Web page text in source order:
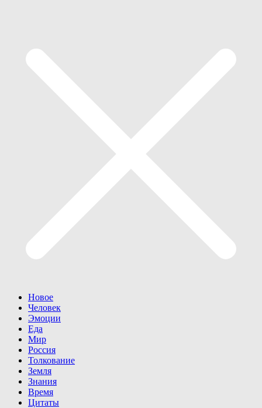
Новое
Человек
Эмоции
Еда
Мир
Россия
Толкование
Земля
Знания
Время
Цитаты